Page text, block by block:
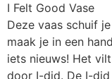
I Felt Good Vase
Deze vaas schuif
maak je in een
iets nieuws! Het
door I-did. De I-